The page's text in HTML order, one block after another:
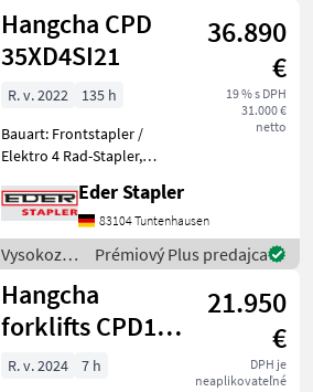
skladová
technika /
Hangcha
forklifts
Hangcha CPD
35XD4SI21
36.890
€
19 % s DPH
31.000 €
netto
R. v. 2022
135 h
Bauart: Frontstapler /
Elektro 4 Rad-Stapler,
5000mm, Bauhöhe:
2451mm, Freihub: 1380mm,
Gabellänge: 1220mm,
Batterie: 80V , Bereifung vor
Eder Stapler
83104 Tuntenhausen
Vysokozdvižné
vozíky a
skladová
technika /
Hangcha
forklifts
Prémiový Plus predajca
Hangcha
forklifts CPD18-
XEY2-SI
21.950
€
DPH je
neaplikovateľné
R. v. 2024
7 h